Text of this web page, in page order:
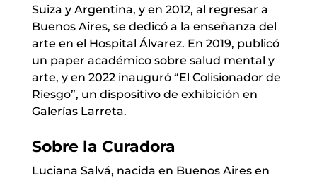
Suiza y Argentina, y en 2012, al regresar a
Buenos Aires, se dedicó a la enseñanza del
arte en el Hospital Álvarez. En 2019, publicó
un paper académico sobre salud mental y
arte, y en 2022 inauguró “El Colisionador de
Riesgo”, un dispositivo de exhibición en
Galerías Larreta.
Sobre la Curadora
Luciana Salvá, nacida en Buenos Aires en